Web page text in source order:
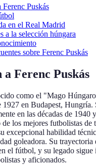
Puskás
en el Real Madrid
a la selección húngara
sobre Ferenc Puskás
Ferenc Puskás
como el "Mago
en Budapest, Hungría.
en las décadas de 1940
los mejores futbolistas de
excepcional habilidad
goleadora. Su trayectoria
el fútbol, y su legado sigue
y aficionados.